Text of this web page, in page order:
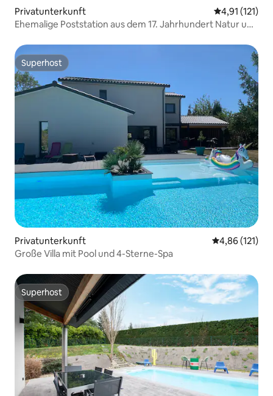
Privatunterkunft
4,91 (121)
Ehemalige Poststation aus dem 17. Jahrhundert Natur und
Superhost
Superhost
Privatunterkunft
4,86 (121)
Große Villa mit Pool und 4-Sterne-Spa
Superhost
Superhost